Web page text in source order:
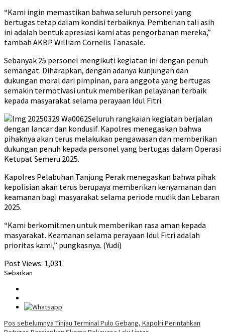
“Kami ingin memastikan bahwa seluruh personel yang
bertugas tetap dalam kondisi terbaiknya. Pemberian tali asih
ini adalah bentuk apresiasi kami atas pengorbanan mereka,”
tambah AKBP William Cornelis Tanasale.
Sebanyak 25 personel mengikuti kegiatan ini dengan penuh
semangat. Diharapkan, dengan adanya kunjungan dan
dukungan moral dari pimpinan, para anggota yang bertugas
semakin termotivasi untuk memberikan pelayanan terbaik
kepada masyarakat selama perayaan Idul Fitri.
Seluruh rangkaian kegiatan berjalan
dengan lancar dan kondusif. Kapolres menegaskan bahwa
pihaknya akan terus melakukan pengawasan dan memberikan
dukungan penuh kepada personel yang bertugas dalam Operasi
Ketupat Semeru 2025.
Kapolres Pelabuhan Tanjung Perak menegaskan bahwa pihak
kepolisian akan terus berupaya memberikan kenyamanan dan
keamanan bagi masyarakat selama periode mudik dan Lebaran
2025.
“Kami berkomitmen untuk memberikan rasa aman kepada
masyarakat. Keamanan selama perayaan Idul Fitri adalah
prioritas kami,” pungkasnya. (Yudi)
Post Views: 1,031
Sebarkan
Navigasi
Pos sebelumnya Tinjau Terminal Pulo Gebang, Kapolri Perintahkan